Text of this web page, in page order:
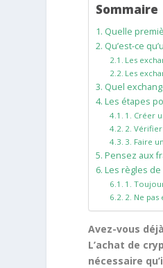
Sommaire
Quelle
Qu’est-ce
Les
Les
Quel
Les étapes
1. Créer
2.
3. Faire
Pensez aux
Les règles
1.
2. Ne
Avez-vous
L’achat de
nécessaire